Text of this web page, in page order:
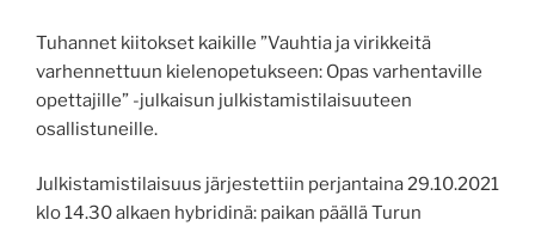
Tuhannet kiitokset kaikille ”Vauhtia ja virikkeitä
varhennettuun kielenopetukseen: Opas varhentaville
opettajille” -julkaisun julkistamistilaisuuteen
osallistuneille.
Julkistamistilaisuus järjestettiin perjantaina 29.10.2021
klo 14.30 alkaen hybridinä: paikan päällä Turun